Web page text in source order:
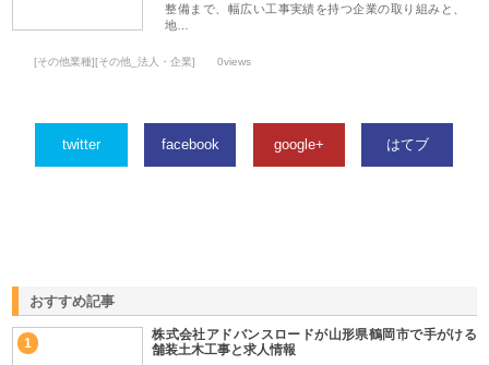
整備まで、幅広い工事実績を持つ企業の取り組みと、
地…
[その他業種][その他_法人・企業] 0views
twitter facebook google+ はてブ
おすすめ記事
1
株式会社アドバンスロードが山形県鶴岡市で手がける
舗装土木工事と求人情報